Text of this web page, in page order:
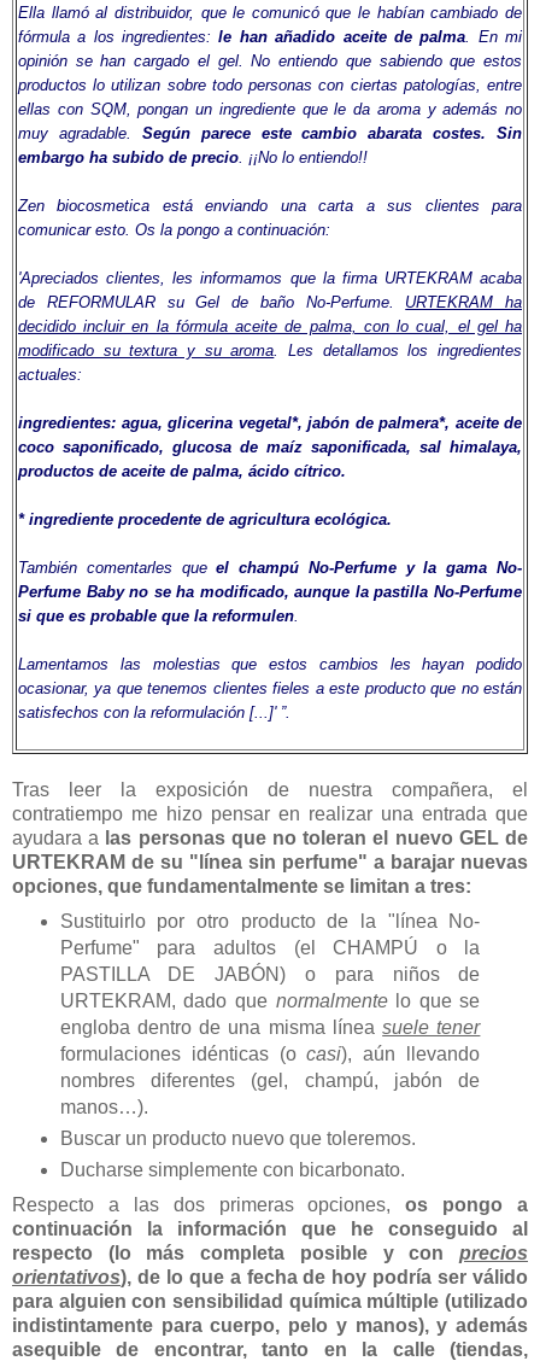
Ella llamó al distribuidor, que le comunicó que le habían cambiado de
fórmula a los ingredientes:le han añadido aceite de palma. En mi
opinión se han cargado el gel. No entiendo que sabiendo que estos
productos lo utilizan sobre todo personas con ciertas patologías, entre
ellas con SQM, pongan un ingrediente que le da aroma y además no
muy agradable. Según parece este cambio abarata costes. Sin
embargo ha subido de precio. ¡¡No lo entiendo!!
Zen biocosmetica está enviando una carta a sus clientes para
comunicar esto. Os la pongo a continuación:
'Apreciados clientes, les informamos que la firma URTEKRAM acaba
de REFORMULAR su Gel de baño No-Perfume. URTEKRAM ha
decidido incluir en la fórmula aceite de palma, con lo cual, el gel ha
modificado su textura y su aroma. Les detallamos los ingredientes
actuales:
ingredientes: agua, glicerina vegetal*, jabón de palmera*, aceite de
coco saponificado, glucosa de maíz saponificada, sal himalaya,
productos de aceite de palma, ácido cítrico.
* ingrediente procedente de agricultura ecológica.
También comentarles queel champú No-Perfume y la gama No-
Perfume Baby no se ha modificado, aunque la pastilla No-Perfume
si que es probable que la reformulen.
Lamentamos las molestias que estos cambios les hayan podido
ocasionar, ya que tenemos clientes fieles a este producto que no están
satisfechos con la reformulación [...]' ”.
Tras leer la exposición de nuestra compañera, el
contratiempo me hizo pensar en realizar una entrada que
ayudara a las personas que no toleran el nuevo GEL de
URTEKRAM de su "línea sin perfume" a barajar nuevas
opciones, que fundamentalmente se limitan a tres:
Sustituirlo por otro producto de la "línea No-
Perfume" para adultos (el CHAMPÚ o la
PASTILLA DE JABÓN) o para niños de
URTEKRAM, dado que normalmentelo que se
engloba dentro de una misma líneasuele tener
formulaciones idénticas (ocasi), aún llevando
nombres diferentes (gel, champú, jabón de
manos…).
Buscar un producto nuevo que toleremos.
Ducharse simplemente con bicarbonato.
Respecto a las dos primeras opciones,os pongo a
continuación la información que he conseguido al
respecto (lo más completa posible y con precios
orientativos), de lo que a fecha de hoy podría ser válido
para alguien con sensibilidad química múltiple (utilizado
indistintamente para cuerpo, pelo y manos), y además
asequible de encontrar, tanto en la calle (tiendas,